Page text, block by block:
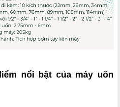
nổi bật của máy uốn